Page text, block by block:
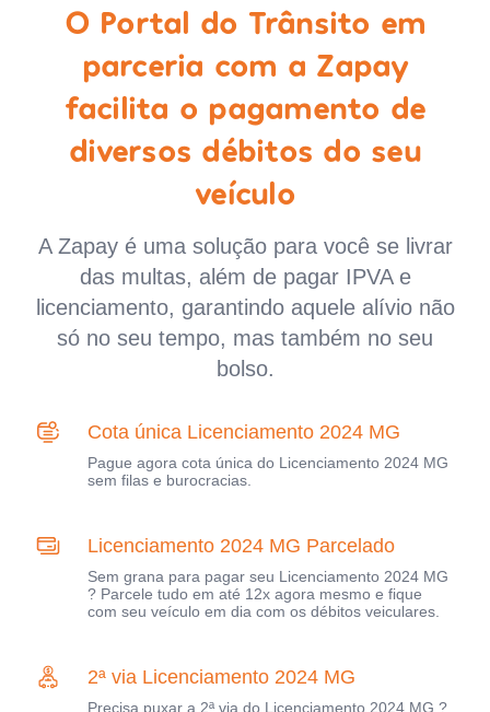
O Portal do Trânsito em
parceria com a Zapay
facilita o pagamento de
diversos débitos do seu
veículo
A Zapay é uma solução para você se livrar
das multas, além de pagar IPVA e
licenciamento, garantindo aquele alívio não
só no seu tempo, mas também no seu
bolso.
Cota única Licenciamento 2024 MG
Pague agora cota única do Licenciamento 2024 MG
sem filas e burocracias.
Licenciamento 2024 MG Parcelado
Sem grana para pagar seu Licenciamento 2024 MG
? Parcele tudo em até 12x agora mesmo e fique
com seu veículo em dia com os débitos veiculares.
2ª via Licenciamento 2024 MG
Precisa puxar a 2ª via do Licenciamento 2024 MG ?